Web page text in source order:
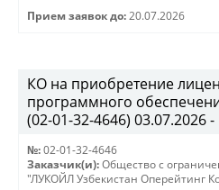
Прием заявок до: 20.07.2026
КО на приобретение
программного
(02-01-32-4646) 03.07.2026
№: 02-01-32-4646
Заказчик(и): Общество с
"ЛУКОЙЛ Узбекистан Оперейтинг